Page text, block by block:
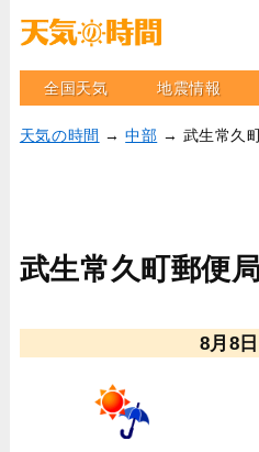
全国天気 地震情報
天気の時間 →中部 → 武生常久
武生常久町郵便
8月8